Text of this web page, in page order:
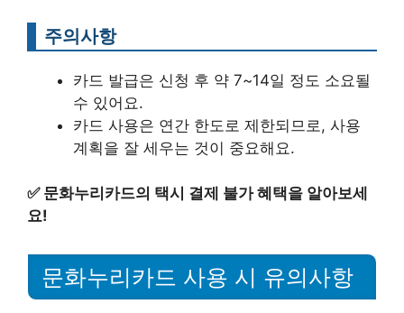
주의사항
카드 발급은 신청 후 약 7~14일 정도 소요될
수 있어요.
카드 사용은 연간 한도로 제한되므로, 사용
계획을 잘 세우는 것이 중요해요.
✅ 문화누리카드의 택시 결제 불가 혜택을 알아보세
요!
문화누리카드 사용 시 유의사항